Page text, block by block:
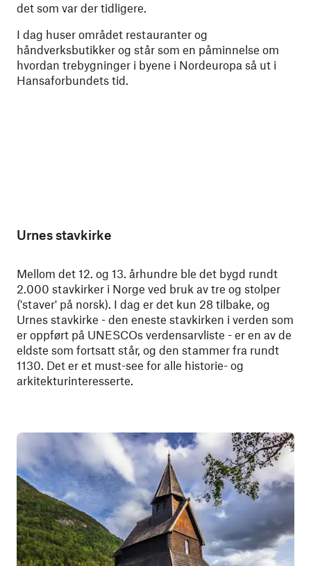
det som var der tidligere.
I dag huser området restauranter og
håndverksbutikker og står som en påminnelse om
hvordan trebygninger i byene i Nordeuropa så ut i
Hansaforbundets tid.
Urnes stavkirke
Mellom det 12. og 13. århundre ble det bygd rundt
2.000 stavkirker i Norge ved bruk av tre og stolper
('staver' på norsk). I dag er det kun 28 tilbake, og
Urnes stavkirke - den eneste stavkirken i verden som
er oppført på UNESCOs verdensarvliste - er en av de
eldste som fortsatt står, og den stammer fra rundt
1130. Det er et must-see for alle historie- og
arkitekturinteresserte.